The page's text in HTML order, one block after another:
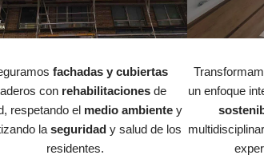
fachadas y cubiertas
con rehabilitaciones de
respetando el medio ambiente y
laseguridad y salud de los
residentes.
un enfoque